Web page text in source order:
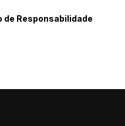
de Responsabilidade